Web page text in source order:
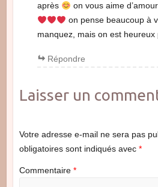
après
on vous aime
on pense beaucoup à
manquez, mais on est
Répondre
Laisser un
Votre adresse e-mail ne sera pas
obligatoires sont indiqués avec *
Commentaire *